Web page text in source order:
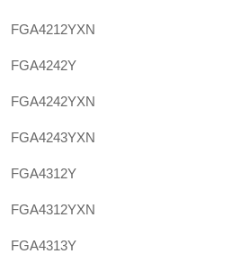
FGA4212YXN
FGA4242Y
FGA4242YXN
FGA4243YXN
FGA4312Y
FGA4312YXN
FGA4313Y